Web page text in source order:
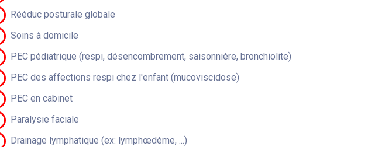
Rééduc posturale globale
Soins à domicile
PEC pédiatrique (respi, désencombrement, saisonnière, bronchiolite)
PEC des affections respi chez l'enfant (mucoviscidose)
PEC en cabinet
Paralysie faciale
Drainage lymphatique (ex: lymphœdème, ...)